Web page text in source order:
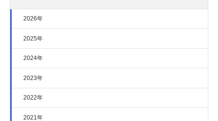
2026年
2025年
2024年
2023年
2022年
2021年